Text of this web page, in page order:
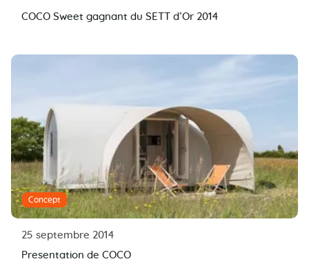
COCO Sweet gagnant du SETT d’Or 2014
Concept
25 septembre 2014
Presentation de COCO